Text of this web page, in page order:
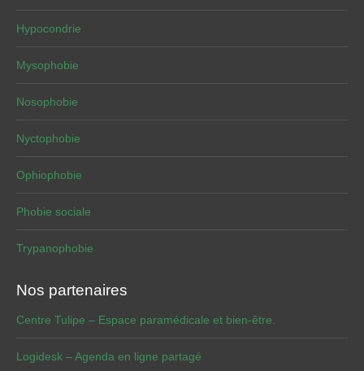
Hypocondrie
Mysophobie
Nosophobie
Nyctophobie
Ophiophobie
Phobie sociale
Trypanophobie
Nos partenaires
Centre Tulipe – Espace paramédicale et bien-être.
Logidesk – Agenda en ligne partagé